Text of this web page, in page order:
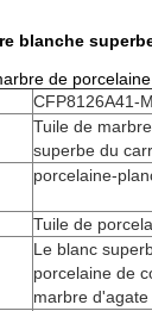
blanche
de
CFP8126A41-
Tuile de
superbe du
porcelaine-
Tuile de
Le blanc
porcelaine de
marbre d'agate